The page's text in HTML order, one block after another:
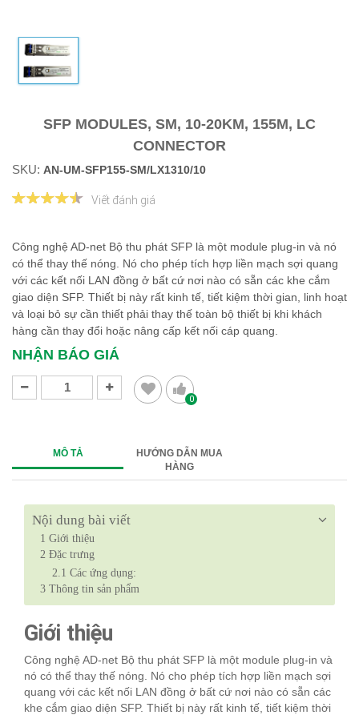
SFP MODULES, SM, 10-20KM, 155M, LC
CONNECTOR
SKU: AN-UM-SFP155-SM/LX1310/10
Viết đánh giá
Công nghệ AD-net Bộ thu phát SFP là một module plug-in và nó
có thể thay thế nóng. Nó cho phép tích hợp liền mạch sợi quang
với các kết nối LAN đồng ở bất cứ nơi nào có sẵn các khe cắm
giao diện SFP. Thiết bị này rất kinh tế, tiết kiệm thời gian, linh hoạt
và loại bỏ sự cần thiết phải thay thế toàn bộ thiết bị khi khách
hàng cần thay đổi hoặc nâng cấp kết nối cáp quang.
NHẬN BÁO GIÁ
0
MÔ TẢ
HƯỚNG DẪN MUA
HÀNG
Nội dung bài viết
1 Giới thiệu
2 Đặc trưng
2.1 Các ứng dụng:
3 Thông tin sản phẩm
Giới thiệu
Công nghệ AD-net Bộ thu phát SFP là một module plug-in và
nó có thể thay thế nóng. Nó cho phép tích hợp liền mạch sợi
quang với các kết nối LAN đồng ở bất cứ nơi nào có sẵn các
khe cắm giao diện SFP. Thiết bị này rất kinh tế, tiết kiệm thời